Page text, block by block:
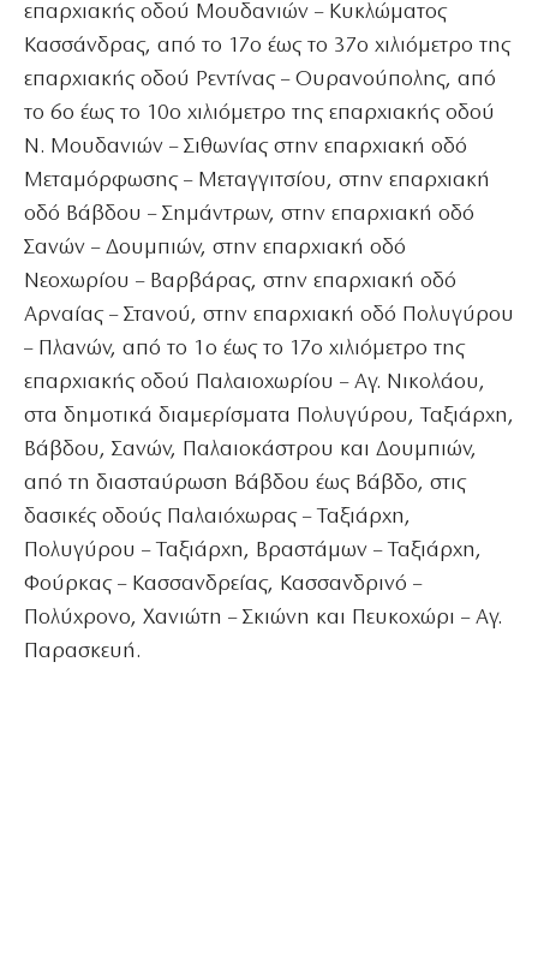
επαρχιακής οδού Μουδανιών – Κυκλώματος
Κασσάνδρας, από το 17ο έως το 37ο χιλιόμετρο της
επαρχιακής οδού Ρεντίνας – Ουρανούπολης, από
το 6ο έως το 10ο χιλιόμετρο της επαρχιακής οδού
Ν. Μουδανιών – Σιθωνίας στην επαρχιακή οδό
Μεταμόρφωσης – Μεταγγιτσίου, στην επαρχιακή
οδό Βάβδου – Σημάντρων, στην επαρχιακή οδό
Σανών – Δουμπιών, στην επαρχιακή οδό
Νεοχωρίου – Βαρβάρας, στην επαρχιακή οδό
Αρναίας – Στανού, στην επαρχιακή οδό Πολυγύρου
– Πλανών, από το 1ο έως το 17ο χιλιόμετρο της
επαρχιακής οδού Παλαιοχωρίου – Αγ. Νικολάου,
στα δημοτικά διαμερίσματα Πολυγύρου, Ταξιάρχη,
Βάβδου, Σανών, Παλαιοκάστρου και Δουμπιών,
από τη διασταύρωση Βάβδου έως Βάβδο, στις
δασικές οδούς Παλαιόχωρας – Ταξιάρχη,
Πολυγύρου – Ταξιάρχη, Βραστάμων – Ταξιάρχη,
Φούρκας – Κασσανδρείας, Κασσανδρινό –
Πολύχρονο, Χανιώτη – Σκιώνη και Πευκοχώρι – Αγ.
Παρασκευή.